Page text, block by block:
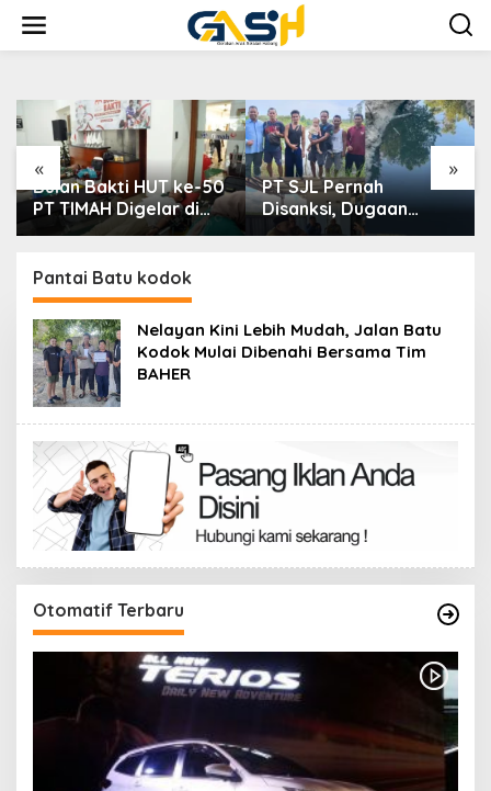
konten
« »
50
PT SJL Pernah
Disanksi, Dugaan
Limbah Kembali
Basel Kini Tak Mau
Buru-buru
Menyimpulkan Adanya
Pencemaran
Dugaan Transaksi Biji
Timah Mencuat, Niat
Ingin konfirmasi Kanit
Pantai Batu kodok
Nelayan Kini Lebih Mudah, Jalan Batu
Kodok Mulai Dibenahi Bersama Tim
BAHER
Otomatif Terbaru